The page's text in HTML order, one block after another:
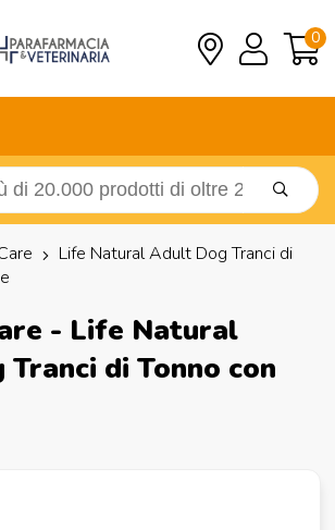
0
Life Natural Adult Dog Tranci di
- Life Natural
di Tonno con